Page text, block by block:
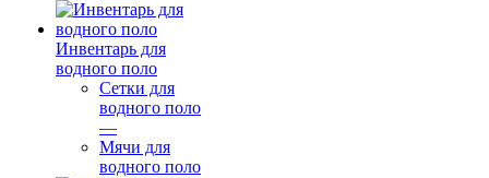
Инвентарь для
водного поло
Сетки для
водного поло
—
Мячи для
водного поло